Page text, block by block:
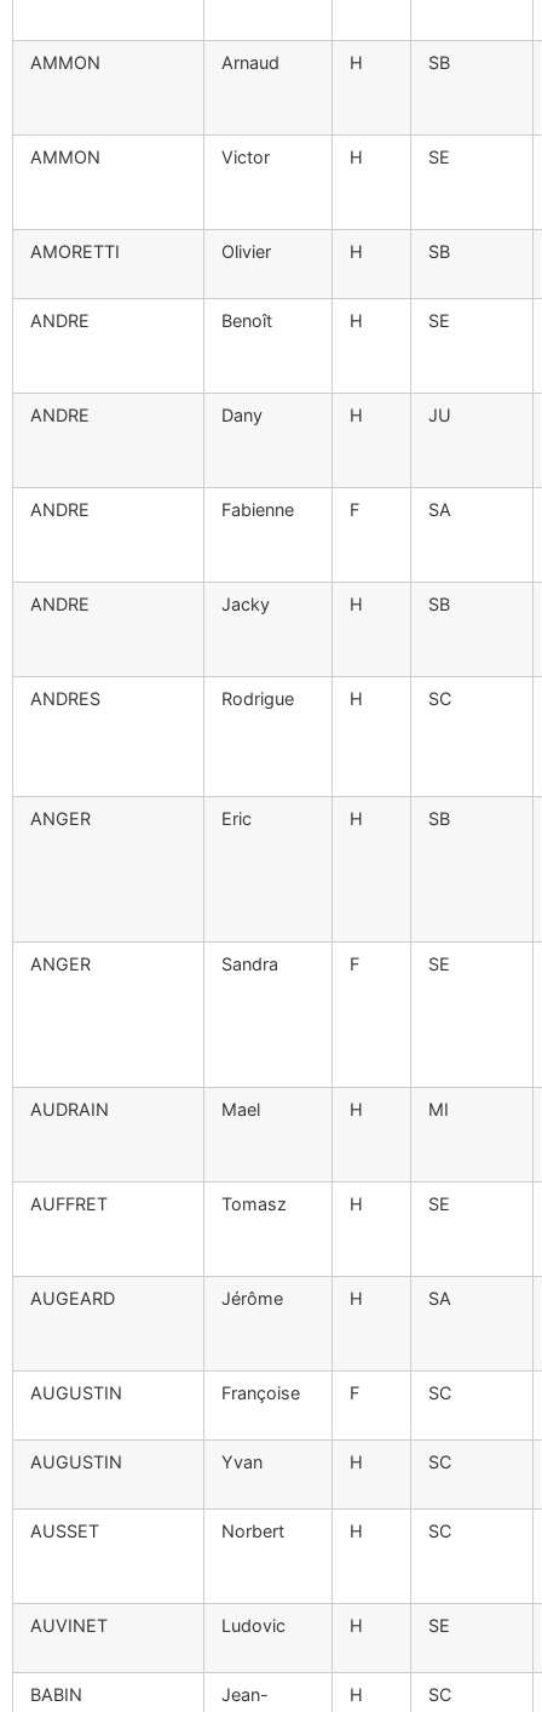
AMMON Arnaud H SB
AMMON Victor H SE
AMORETTI Olivier H SB
ANDRE Benoît H SE
ANDRE Dany H JU
ANDRE Fabienne F SA
ANDRE Jacky H SB
ANDRES Rodrigue H SC
ANGER Eric H SB
ANGER Sandra F SE
AUDRAIN Mael H MI
AUFFRET Tomasz H SE
AUGEARD Jérôme H SA
AUGUSTIN Françoise F SC
AUGUSTIN Yvan H SC
AUSSET Norbert H SC
AUVINET Ludovic H SE
BABIN
Jean-
H SC